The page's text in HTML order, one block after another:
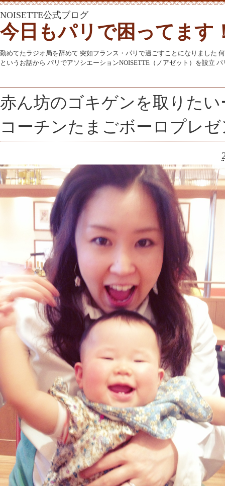
NOISETTE公式ブログ
今日もパリで困ってます
勤めてたラジオ局を辞めて 突如フランス・パリで過ごすことになりました
というお話から パリでアソシエーションNOISETTE（ノアゼット）を設立
赤ん坊のゴキゲンを取りた
コーチンたまごボーロプレ